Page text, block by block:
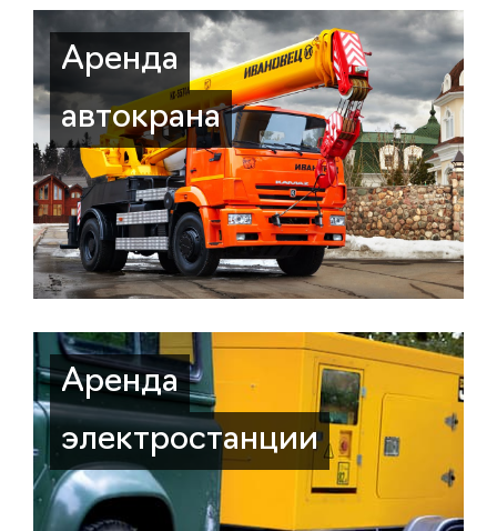
Аренда
автокрана
Аренда
электростанции